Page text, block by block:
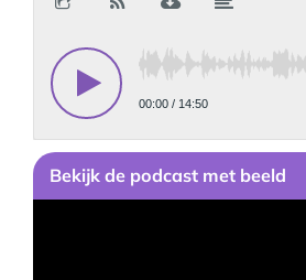
Bekijk de podcast met beeld